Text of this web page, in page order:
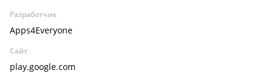
Разработчик
Apps4Everyone
Сайт
play.google.com